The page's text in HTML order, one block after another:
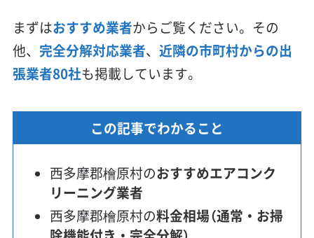
まずはおすすめ業者からご覧ください。その
他、 完全分解対応業者、 近隣の市町村からの出
張業者80社も掲載しています。
この記事でわかること
西多摩郡檜原村のおすすめエアコンク
リーニング業者
西多摩郡檜原村の料金相場（通常・お掃